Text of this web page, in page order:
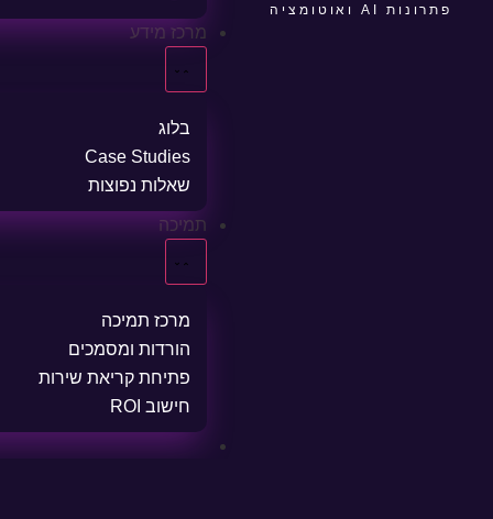
פתרונות AI ואוטומציה
מרכז מידע
בלוג
Case Studies
שאלות נפוצות
תמיכה
מרכז תמיכה
הורדות ומסמכים
פתיחת קריאת שירות
חישוב ROI